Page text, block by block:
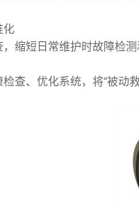
化
短日常维护时故障检测
、优化系统，将“被动救